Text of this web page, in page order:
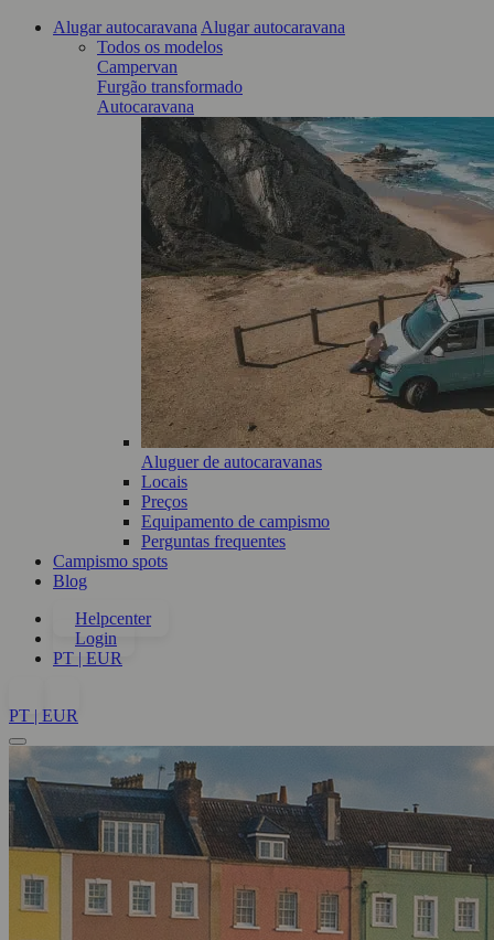
Alugar autocaravana Alugar autocaravana
Todos os modelos
Campervan
Furgão transformado
Autocaravana
Aluguer de autocaravanas
Locais
Preços
Equipamento de campismo
Perguntas frequentes
Campismo spots
Blog
Helpcenter
Login
PT | EUR
PT | EUR